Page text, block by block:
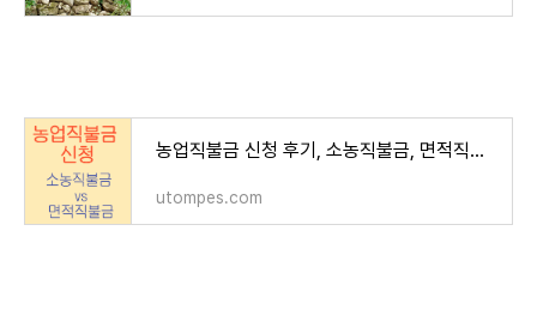
농업직불금 신청 후기, 소농직불금, 면적직불금 금액 더 많은 것은?[기본형 공익직불금]
utompes.com